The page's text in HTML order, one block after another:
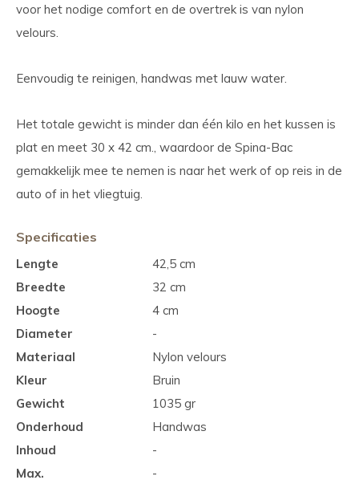
voor het nodige comfort en de overtrek is van nylon
velours.
Eenvoudig te reinigen, handwas met lauw water.
Het totale gewicht is minder dan één kilo en het kussen is
plat en meet 30 x 42 cm., waardoor de Spina-Bac
gemakkelijk mee te nemen is naar het werk of op reis in de
auto of in het vliegtuig.
Specificaties
Lengte
42,5 cm
Breedte
32 cm
Hoogte
4 cm
Diameter
-
Materiaal
Nylon velours
Kleur
Bruin
Gewicht
1035 gr
Onderhoud
Handwas
Inhoud
-
Max.
-